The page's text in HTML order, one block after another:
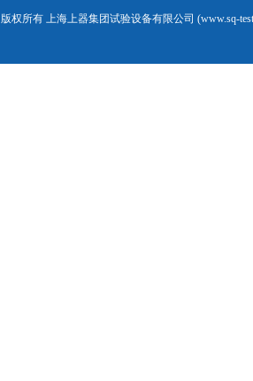
版权所有 上海上器集团试验设备有限公司 (www.sq-